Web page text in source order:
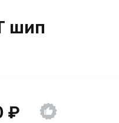
шип
₽